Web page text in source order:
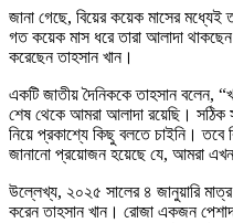
জানা গেছে, বিয়ের কয়েক মাসের
গত কয়েক মাস ধরে তারা আলাদা
করেছেন তাহসান খান।
একটি জাতীয় দৈনিককে তাহসান বলেন,
শেষ থেকে আমরা আলাদা রয়েছি।
নিয়ে প্রকাশ্যে কিছু বলতে চাইনি। তবে
জানানো প্রয়োজন হয়েছে যে, আমরা
উল্লেখ্য, ২০২৫ সালের ৪ জানুয়ারি
করেন তাহসান খান। রোজা একজন